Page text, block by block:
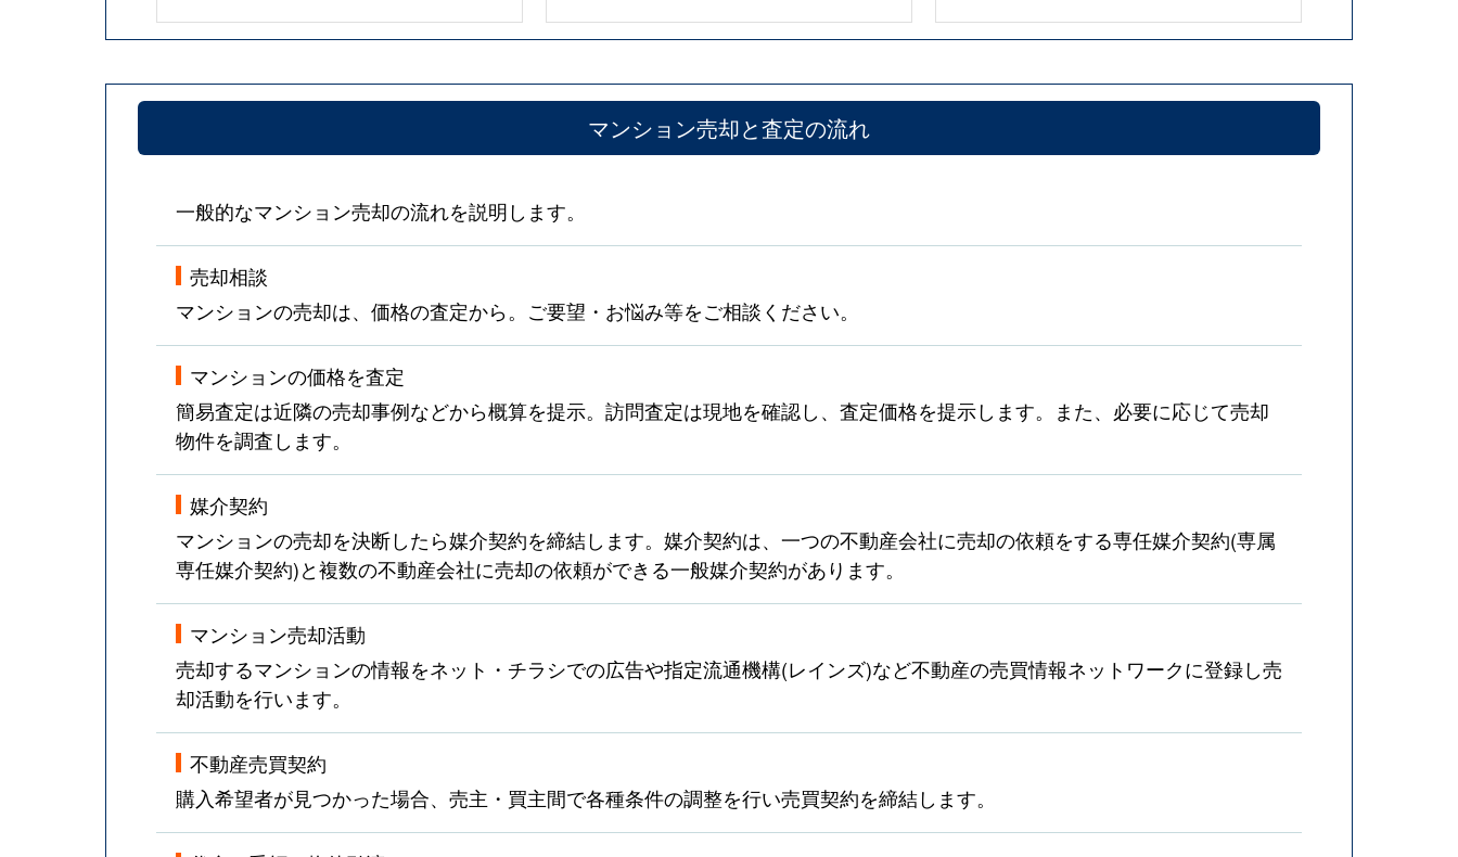
マンション売却と査定の流れ
一般的なマンション売却の流れを説明します。
売却相談
マンションの売却は、価格の査定から。ご要望・お悩み等をご相談ください。
マンションの価格を査定
簡易査定は近隣の売却事例などから概算を提示。訪問査定は現地を確認し、査定価格を提示します。また、必要に応じて売却
物件を調査します。
媒介契約
マンションの売却を決断したら媒介契約を締結します。媒介契約は、一つの不動産会社に売却の依頼をする専任媒介契約(専属
専任媒介契約)と複数の不動産会社に売却の依頼ができる一般媒介契約があります。
マンション売却活動
売却するマンションの情報をネット・チラシでの広告や指定流通機構(レインズ)など不動産の売買情報ネットワークに登録し売
却活動を行います。
不動産売買契約
購入希望者が見つかった場合、売主・買主間で各種条件の調整を行い売買契約を締結します。